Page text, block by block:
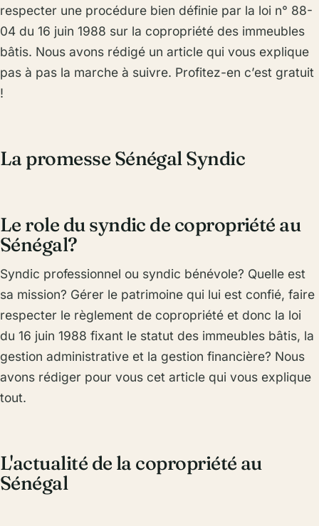
respecter une procédure bien définie par la loi n° 88-
04 du 16 juin 1988 sur la copropriété des immeubles
bâtis. Nous avons rédigé un article qui vous explique
pas à pas la marche à suivre. Profitez-en c’est gratuit
!
La promesse Sénégal Syndic
Le role du syndic de copropriété au
Sénégal?
Syndic professionnel ou syndic bénévole? Quelle est
sa mission? Gérer le patrimoine qui lui est confié, faire
respecter le règlement de copropriété et donc la loi
du 16 juin 1988 fixant le statut des immeubles bâtis, la
gestion administrative et la gestion financière? Nous
avons rédiger pour vous cet article qui vous explique
tout.
L'actualité de la copropriété au
Sénégal